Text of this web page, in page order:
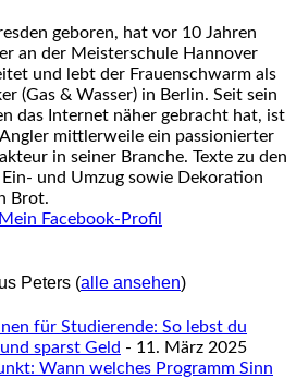
geboren, hat vor 10 Jahren
an der Meisterschule Hannover
und lebt der Frauenschwarm als
(Gas & Wasser) in Berlin. Seit sein
das Internet näher gebracht hat, ist
mittlerweile ein passionierter
in seiner Branche. Texte zu den
und Umzug sowie Dekoration
Brot.
Peters (alle ansehen)
für Studierende: So lebst du
sparst Geld - 11. März 2025
Wann welches Programm Sinn